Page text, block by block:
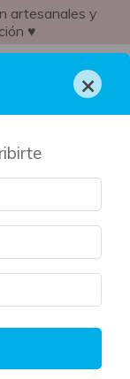
artesanales y
♥
trilogía
×